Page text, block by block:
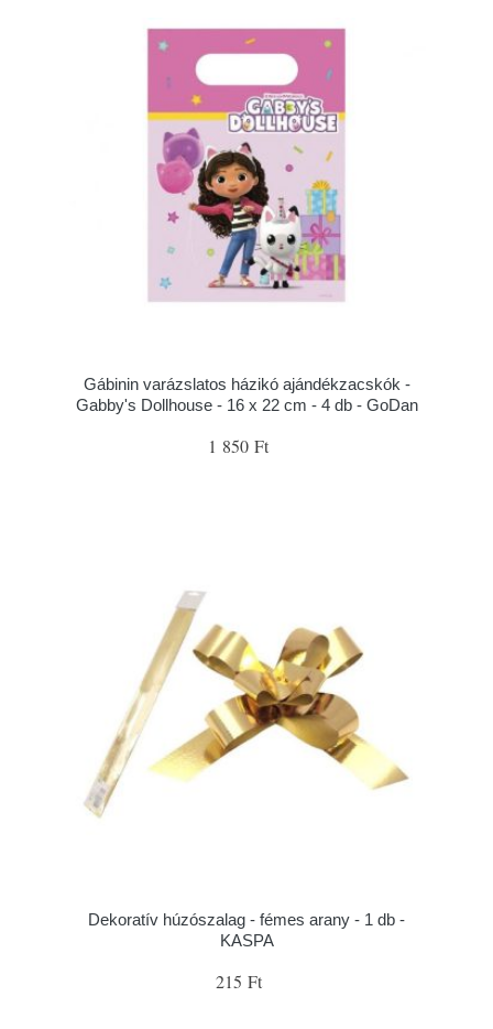
Gábinin varázslatos házikó ajándékzacskók -
Gabby's Dollhouse - 16 x 22 cm - 4 db - GoDan
1 850 Ft
Dekoratív húzószalag - fémes arany - 1 db -
KASPA
215 Ft